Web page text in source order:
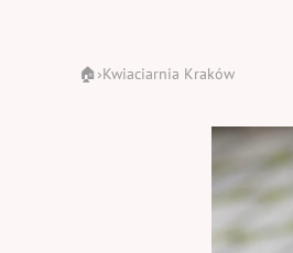
🏠 ›Kwiaciarnia Kraków